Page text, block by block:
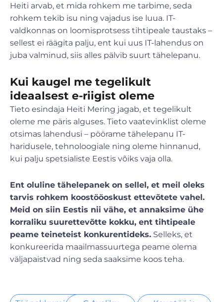
Heiti arvab, et mida rohkem me tarbime, seda
rohkem tekib isu ning vajadus ise luua. IT-
valdkonnas on loomisprotsess tihtipeale taustaks –
sellest ei räägita palju, ent kui uus IT-lahendus on
juba valminud, siis alles pälvib suurt tähelepanu.
Kui kaugel me tegelikult
ideaalsest e-riigist oleme
Tieto esindaja Heiti Mering jagab, et tegelikult
oleme me päris alguses. Tieto vaatevinklist oleme
otsimas lahendusi – pöörame tähelepanu IT-
haridusele, tehnoloogiale ning oleme hinnanud,
kui palju spetsialiste Eestis võiks vaja olla.
Ent oluline tähelepanek on sellel, et meil oleks
tarvis rohkem koostööoskust ettevõtete vahel.
Meid on siin Eestis nii vähe, et annaksime ühe
korraliku suurettevõtte kokku, ent tihtipeale
peame teineteist konkurentideks. Selleks, et
konkureerida maailmassuurtega peame olema
väljapaistvad ning seda saaksime koos teha.